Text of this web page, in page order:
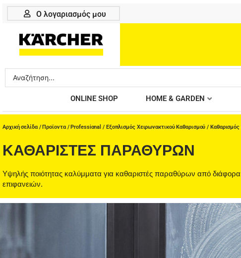
Μετάβαση
Ο λογαριασμός μου
Search
...
ONLINE SHOP HOME & GARDEN
Αρχική σελίδα/ Προϊοντα/ Professional / Εξοπλισμός Χειρωνακτικού Καθαρισμού /
ΚΑΘΑΡΙΣΤΈΣ ΠΑΡΑΘΎΡΩΝ
Υψηλής ποιότητας καλύμματα για καθαριστές παραθύρων από
επιφανειών.